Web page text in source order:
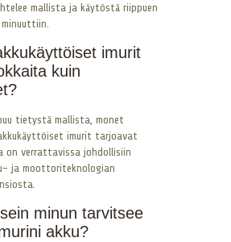
mallista ja käytöstä riippuen
imurit
kuin
tietystä mallista, monet
imurit tarjoavat
on verrattavissa johdollisiin
ja moottoriteknologian
minun tarvitsee
akku?